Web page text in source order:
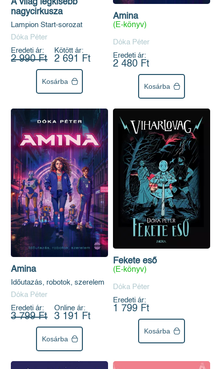
A világ legkisebb
nagycirkusza
Lampion Start-sorozat
Dóka Péter
Eredeti ár:
2 990 Ft
Kötött ár:
2 691 Ft
Kosárba
Amina
(E-könyv)
Dóka Péter
Eredeti ár:
2 480 Ft
Kosárba
Amina
Időutazás, robotok, szerelem
Dóka Péter
Eredeti ár:
3 799 Ft
Online ár:
3 191 Ft
Kosárba
Fekete eső
(E-könyv)
Dóka Péter
Eredeti ár:
1 799 Ft
Kosárba